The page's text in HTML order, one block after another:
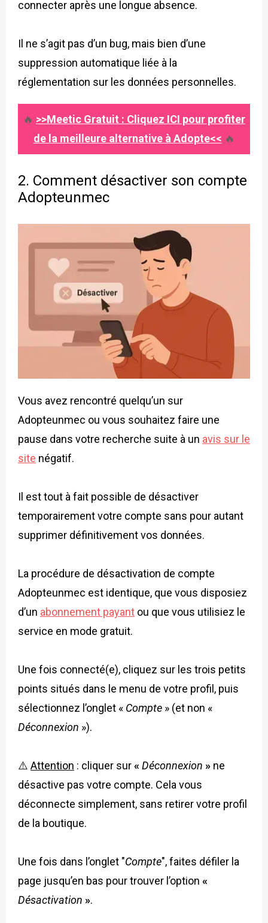
connecter après une longue absence.
Il ne s’agit pas d’un bug, mais bien d’une
suppression automatique liée à la
réglementation sur les données personnelles.
🔥 >>Meetic Gratuit : Cliquez ICI pour profiter
de la meilleure alternative à Adopte<< 🔥
2. Comment désactiver son compte
Adopteunmec
Vous avez rencontré quelqu’un sur
Adopteunmec ou vous souhaitez faire une
pause dans votre recherche suite à un avis sur le
site négatif.
Il est tout à fait possible de désactiver
temporairement votre compte sans pour autant
supprimer définitivement vos données.
La procédure de désactivation de compte
Adopteunmec est identique, que vous disposiez
d’un abonnement payant ou que vous utilisiez le
service en mode gratuit.
Une fois connecté(e), cliquez sur les trois petits
points situés dans le menu de votre profil, puis
sélectionnez l’onglet « Compte » (et non «
Déconnexion »).
⚠️ Attention : cliquer sur« Déconnexion » ne
désactive pas votre compte. Cela vous
déconnecte simplement, sans retirer votre profil
de la boutique.
Une fois dans l’onglet "Compte", faites défiler la
page jusqu’en bas pour trouver l’option «
Désactivation ».